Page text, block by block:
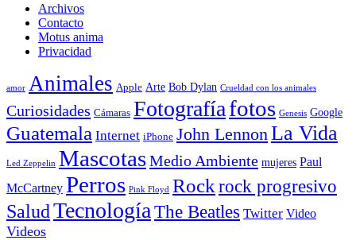
Archivos
Contacto
Motus anima
Privacidad
amor Animales Apple Arte Bob Dylan Crueldad con los animales
Curiosidades Cámaras Fotografíafotos Genesis Google
Guatemala Internet iPhone John Lennon La Vida
Led Zeppelin MascotasMedio Ambiente mujeres Paul
McCartney Perros Pink Floyd Rock rock progresivo
SaludTecnología The Beatles Twitter Video
Videos